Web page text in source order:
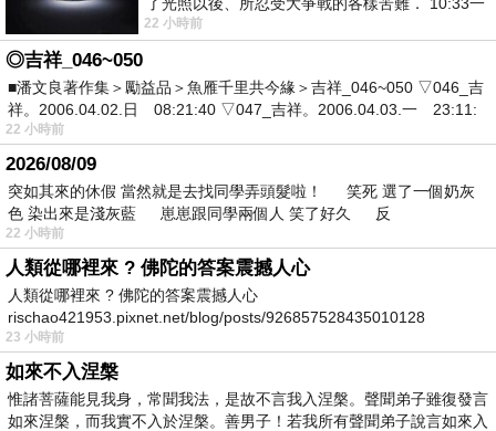
面被毀謗、遭患難、成了戲景、叫眾人
22 小時前
◎吉祥_046~050
■潘文良著作集＞勵益品＞魚雁千里共今緣＞吉祥_046~050 ▽046_吉
祥。2006.04.02.日 08:21:40 ▽047_吉祥。2006.04.03.一 23:11:
22 小時前
2026/08/09
突如其來的休假 當然就是去找同學弄頭髮啦！ 笑死 選了一個奶灰
色 染出來是淺灰藍 崽崽跟同學兩個人 笑了好久 反
22 小時前
人類從哪裡來 ? 佛陀的答案震撼人心
人類從哪裡來 ? 佛陀的答案震撼人心
rischao421953.pixnet.net/blog/posts/926857528435010128
23 小時前
如來不入涅槃
惟諸菩薩能見我身，常聞我法，是故不言我入涅槃。聲聞弟子雖復發言
如來涅槃，而我實不入於涅槃。善男子！若我所有聲聞弟子說言如來入